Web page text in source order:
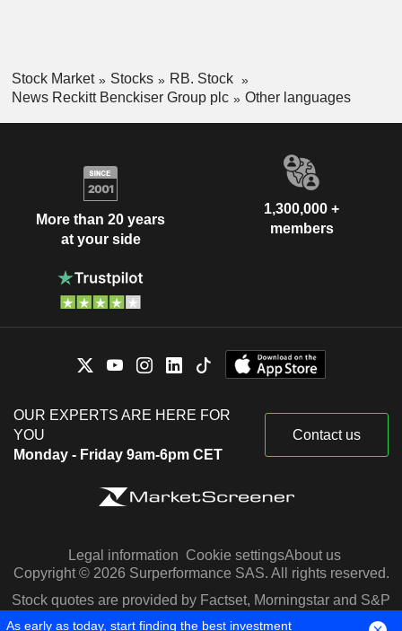
Stock Market Stocks
RB. Stock
News Reckitt Benckiser Group plc
Other languages
More than 20 years
at your side
1,300,000 +
members
OUR EXPERTS ARE HERE FOR
YOU
Monday - Friday 9am-6pm CET
Contact us
Legal information Cookie settingsAbout us
Copyright © 2026 Surperformance SAS. All rights reserved.
Stock quotes are provided by Factset, Morningstar and S&P
Capital IQ
As early as today, start finding the best investment